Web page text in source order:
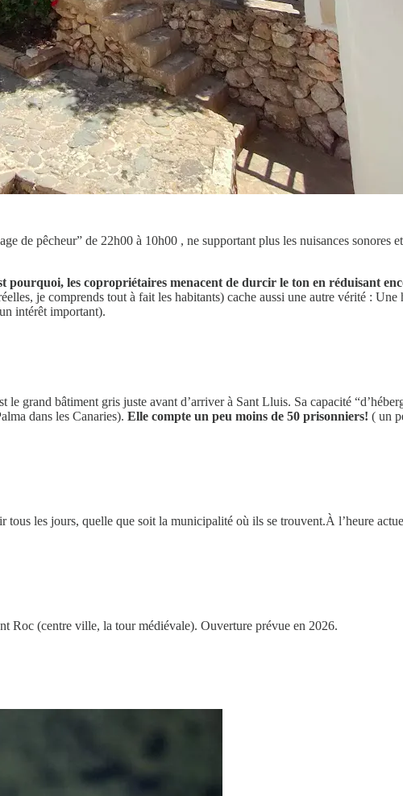
de pêcheur” de 22h00 à 10h00 , ne supportant plus les nuisances sonores
pourquoi, les copropriétaires menacent de durcir le ton en réduisant
je comprends tout à fait les habitants) cache aussi une autre vérité :
intérêt important).
grand bâtiment gris juste avant d’arriver à Sant Lluis. Sa capacité
dans les Canaries). Elle compte un peu moins de 50 prisonniers! ( un
les jours, quelle que soit la municipalité où ils se trouvent.À l’heure
Roc (centre ville, la tour médiévale). Ouverture prévue en 2026.